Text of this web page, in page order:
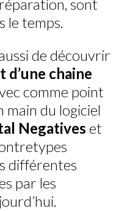
sont
le temps.
de découvrir
d’une chaine
comme point
main du logiciel
Negatives et
différentes
par les